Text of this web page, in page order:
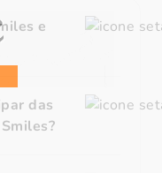
e
das